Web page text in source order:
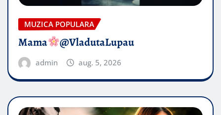
MUZICA POPULARA
Mama @VladutaLupau
admin aug. 5, 2026